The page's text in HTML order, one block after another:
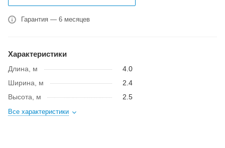
Гарантия — 6 месяцев
Характеристики
Длина, м
4.0
Ширина, м
2.4
Высота, м
2.5
Все характеристики